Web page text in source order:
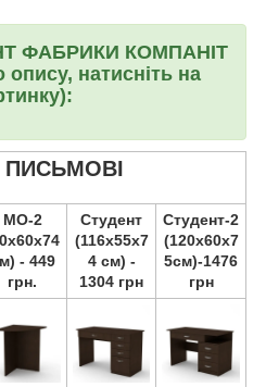
ФАБРИКИ КОМПАНІТ
натисніть на
МО-2
- 449
грн.
Студент
(116х55х7
4 см) -
1304 грн
Студент-2
(120х60х7
5см)-1476
грн